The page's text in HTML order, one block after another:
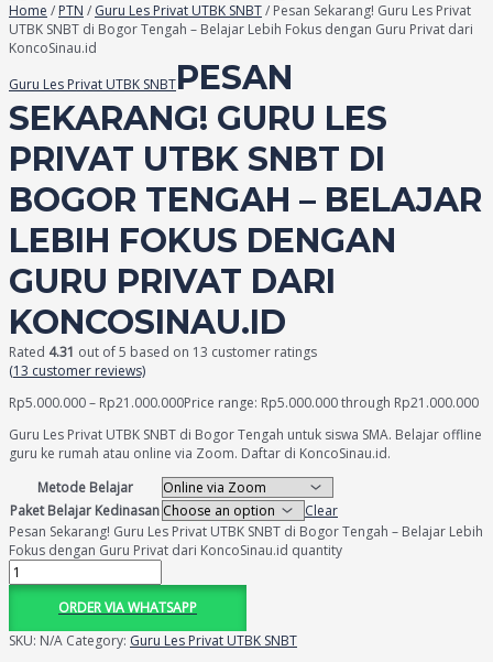
Home / PTN / Guru Les Privat UTBK SNBT/ Pesan Sekarang! Guru Les Privat
UTBK SNBT di Bogor Tengah – Belajar Lebih Fokus dengan Guru Privat dari
KoncoSinau.id
Guru Les Privat UTBK SNBTPESAN
SEKARANG! GURU LES
PRIVAT UTBK SNBT DI
BOGOR TENGAH – BELAJAR
LEBIH FOKUS DENGAN
GURU PRIVAT DARI
KONCOSINAU.ID
Rated 4.31 out of 5 based on 13 customer ratings
(13 customer reviews)
Rp5.000.000– Rp21.000.000Price range: Rp5.000.000 through Rp21.000.000
Guru Les Privat UTBK SNBT di Bogor Tengah untuk siswa SMA. Belajar offline
guru ke rumah atau online via Zoom. Daftar di KoncoSinau.id.
Metode Belajar
Paket Belajar Kedinasan
Clear
Pesan Sekarang! Guru Les Privat UTBK SNBT di Bogor Tengah – Belajar Lebih
Fokus dengan Guru Privat dari KoncoSinau.id quantity
ORDER VIA WHATSAPP
SKU: N/A Category: Guru Les Privat UTBK SNBT